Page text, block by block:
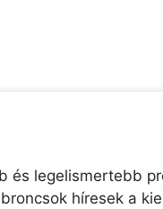
és legelismertebb
híresek a